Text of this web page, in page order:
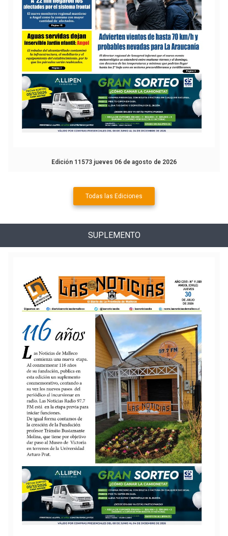
Edición 11573 jueves 06 de agosto de 2026
Todas las Ediciones
SUPLEMENTO